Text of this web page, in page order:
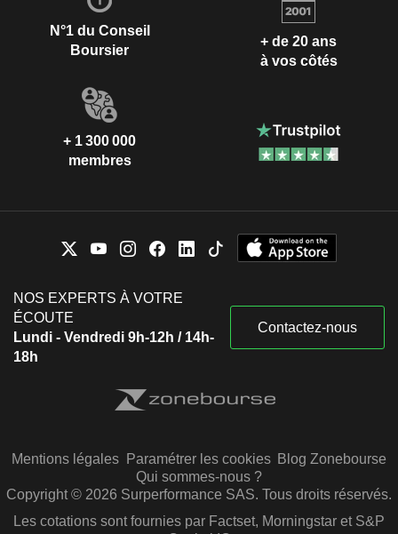
N°1 du Conseil
Boursier
+ de 20 ans
à vos côtés
+ 1 300 000
membres
NOS EXPERTS À VOTRE
ÉCOUTE
Lundi - Vendredi 9h-12h / 14h-
18h
Contactez-nous
Mentions légales Paramétrer les cookies Blog Zonebourse
Qui sommes-nous ?
Copyright © 2026 Surperformance SAS. Tous droits réservés.
Les cotations sont fournies par Factset, Morningstar et S&P